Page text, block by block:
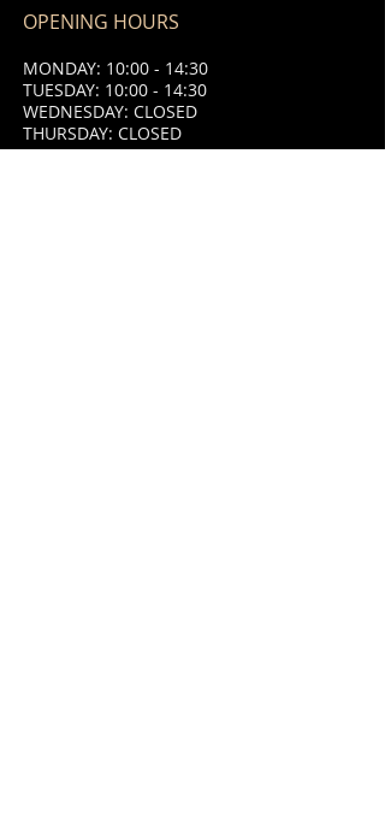
OPENING HOURS
MONDAY: 10:00 - 14:30
TUESDAY: 10:00 - 14:30
WEDNESDAY: CLOSED
THURSDAY: CLOSED
FRIDAY: 10:00 - 14:30 & 18:00 - 21:00